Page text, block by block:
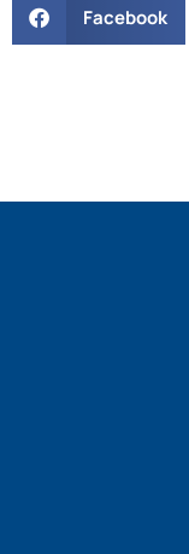
Facebook